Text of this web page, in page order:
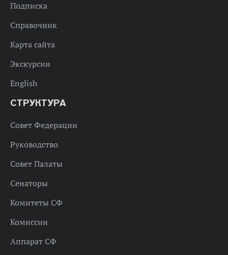
Подписка
Справочник
Карта сайта
Экскурсии
English
СТРУКТУРА
Совет Федерации
Руководство
Совет Палаты
Сенаторы
Комитеты СФ
Комиссии
Аппарат СФ